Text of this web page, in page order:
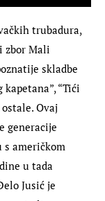
trubadura,
zbor Mali
skladbe
kapetana”, “Tići
Ovaj
generacije
s američkom
u tada
Jusić je